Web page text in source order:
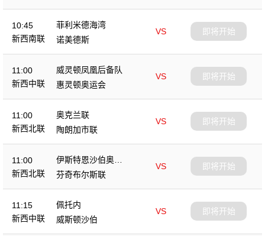
10:45
新西南联
菲利米德海湾
VS
诺美德斯
即将开始
11:00
新西中联
威灵顿凤凰后备队
VS
惠灵顿奥运会
即将开始
11:00
新西北联
奥克兰联
VS
陶朗加市联
即将开始
11:00
新西北联
伊斯特恩沙伯奥克
兰
VS
芬奇布尔斯联
即将开始
11:15
新西中联
佩托内
VS
威斯顿沙伯
即将开始